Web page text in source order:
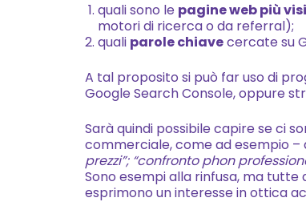
quali sono le pagine web più
motori di ricerca o da referral);
quali parole chiavecercate su
A tal proposito si può far uso di
Google Search Console, oppure
Sarà quindi possibile capire se ci
commerciale, come ad esempio –
prezzi”; “confronto phon
Sono esempi alla rinfusa, ma tutte
esprimono un interesse in ottica